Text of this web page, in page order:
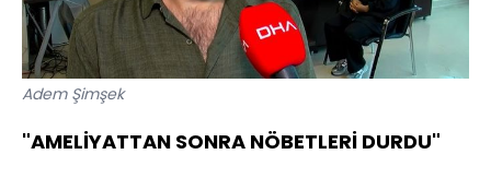
Adem Şimşek
"AMELİYATTAN SONRA NÖBETLERİ DURDU"